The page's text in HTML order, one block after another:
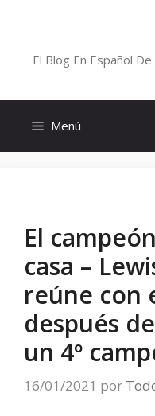
El Blog En Español
Menú
El
casa –
reúne con
después
un 4º
16/01/2021 por